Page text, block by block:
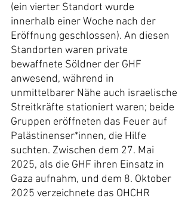
(ein vierter Standort wurde
innerhalb einer Woche nach der
Eröffnung geschlossen). An diesen
Standorten waren private
bewaffnete Söldner der GHF
anwesend, während in
unmittelbarer Nähe auch israelische
Streitkräfte stationiert waren; beide
Gruppen eröffneten das Feuer auf
Palästinenser*innen, die Hilfe
suchten. Zwischen dem 27. Mai
2025, als die GHF ihren Einsatz in
Gaza aufnahm, und dem 8. Oktober
2025 verzeichnete das OHCHR